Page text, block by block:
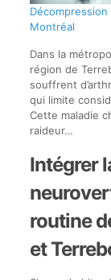
Montréal
Dans la
région de
souffrent
qui limite
Cette maladie
raideur…
Intégrer
routine
et